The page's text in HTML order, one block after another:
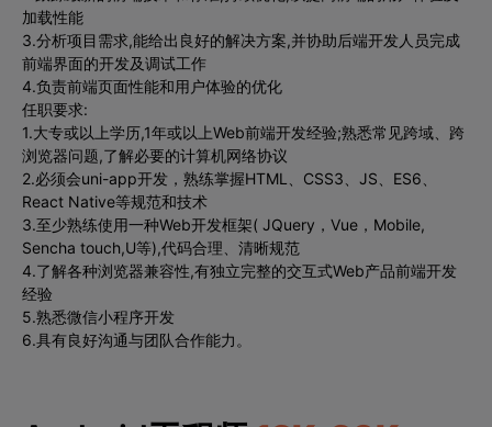
加载性能
3.分析项目需求,能给出良好的解决方案,并协助后端开发人员完成
前端界面的开发及调试工作
4.负责前端页面性能和用户体验的优化
任职要求:
1.大专或以上学历,1年或以上Web前端开发经验;熟悉常见跨域、跨
浏览器问题,了解必要的计算机网络协议
2.必须会uni-app开发，熟练掌握HTML、CSS3、JS、ES6、
React Native等规范和技术
3.至少熟练使用一种Web开发框架( JQuery，Vue，Mobile,
Sencha touch,U等),代码合理、清晰规范
4.了解各种浏览器兼容性,有独立完整的交互式Web产品前端开发
经验
5.熟悉微信小程序开发
6.具有良好沟通与团队合作能力。